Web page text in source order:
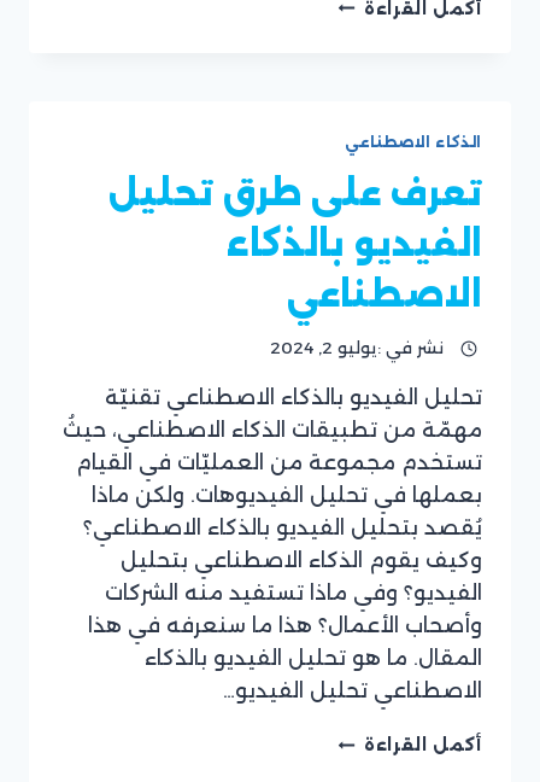
أكمل القراءة
مختلف
المجالات
الذكاء الاصطناعي
تعرف على طرق تحليل
الفيديو بالذكاء
الاصطناعي
بقلم
فريق
موقع
سوفت
نشر في :يوليو 2, 2024
تحليل الفيديو بالذكاء الاصطناعي تقنيّة
مهمّة من تطبيقات الذكاء الاصطناعي، حيثُ
تستخدم مجموعة من العمليّات في القيام
بعملها في تحليل الفيديوهات. ولكن ماذا
يُقصد بتحليل الفيديو بالذكاء الاصطناعي؟
وكيف يقوم الذكاء الاصطناعي بتحليل
الفيديو؟ وفي ماذا تستفيد منه الشركات
وأصحاب الأعمال؟ هذا ما سنعرفه في هذا
المقال. ما هو تحليل الفيديو بالذكاء
الاصطناعي تحليل الفيديو…
أكمل القراءة تعرف